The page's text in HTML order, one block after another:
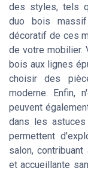
des styles, tels
duo bois
décoratif de ces
de votre mobilier.
bois aux lignes
choisir des
moderne. Enfin,
peuvent
dans les
permettent
salon,
et accueillante